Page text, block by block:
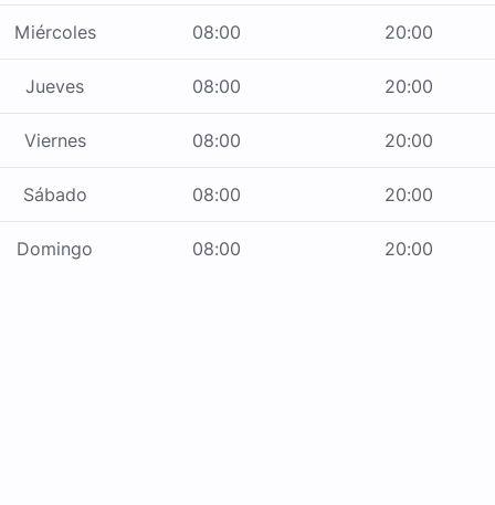
Miércoles 08:00 20:00
Jueves 08:00 20:00
Viernes 08:00 20:00
Sábado 08:00 20:00
Domingo 08:00 20:00